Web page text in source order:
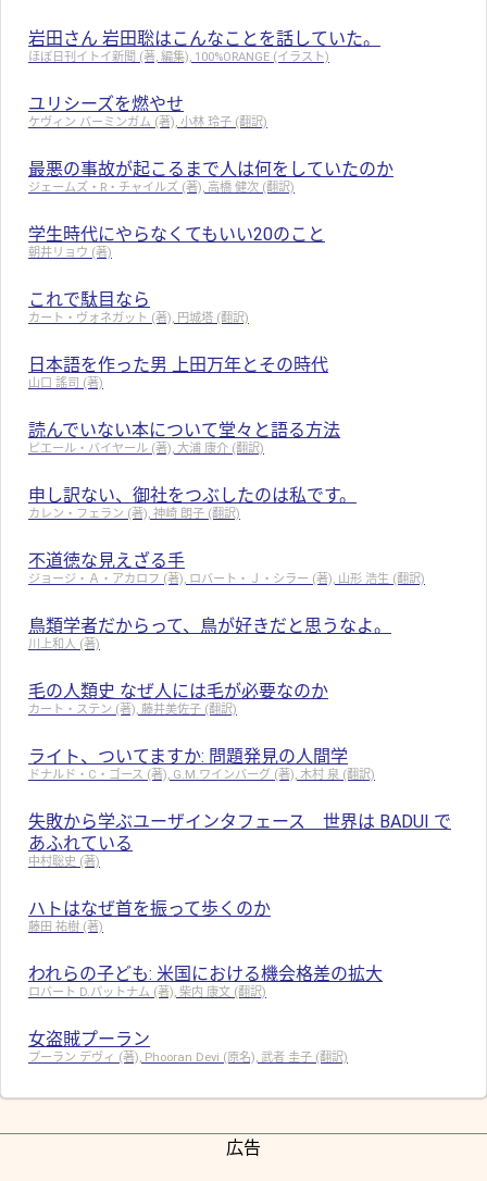
岩田さん 岩田聡はこんなことを話していた。
ほぼ日刊イトイ新聞 (著, 編集), 100%ORANGE (イラスト)
ユリシーズを燃やせ
ケヴィン バーミンガム (著), 小林 玲子 (翻訳)
最悪の事故が起こるまで人は何をしていたのか
ジェームズ・R・チャイルズ (著), 高橋 健次 (翻訳)
学生時代にやらなくてもいい20のこと
朝井リョウ (著)
これで駄目なら
カート・ヴォネガット (著), 円城塔 (翻訳)
日本語を作った男 上田万年とその時代
山口 謠司 (著)
読んでいない本について堂々と語る方法
ピエール・バイヤール (著), 大浦 康介 (翻訳)
申し訳ない、御社をつぶしたのは私です。
カレン・フェラン (著), 神崎 朗子 (翻訳)
不道徳な見えざる手
ジョージ・Ａ・アカロフ (著), ロバート・Ｊ・シラー (著), 山形 浩生 (翻訳)
鳥類学者だからって、鳥が好きだと思うなよ。
川上和人 (著)
毛の人類史 なぜ人には毛が必要なのか
カート・ステン (著), 藤井美佐子 (翻訳)
ライト、ついてますか: 問題発見の人間学
ドナルド・C・ゴース (著), G.M.ワインバーグ (著), 木村 泉 (翻訳)
失敗から学ぶユーザインタフェース 世界は BADUI で
あふれている
中村聡史 (著)
ハトはなぜ首を振って歩くのか
藤田 祐樹 (著)
われらの子ども: 米国における機会格差の拡大
ロバート D.パットナム (著), 柴内 康文 (翻訳)
女盗賊プーラン
プーラン デヴィ (著), Phooran Devi (原名), 武者 圭子 (翻訳)
広告